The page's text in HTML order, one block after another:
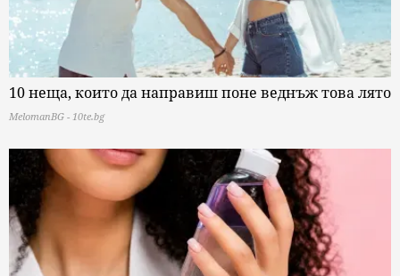
10 неща, които да направиш поне веднъж това лято
MelomanBG - 10te.bg